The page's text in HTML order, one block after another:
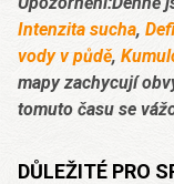
Intenzita sucha,
vody v půdě,
mapy zachycují
tomuto času se
DŮLEŽITÉ PRO